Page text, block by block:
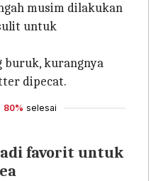
musim dilakukan
untuk
buruk, kurangnya
dipecat.
80% selesai
favorit untuk